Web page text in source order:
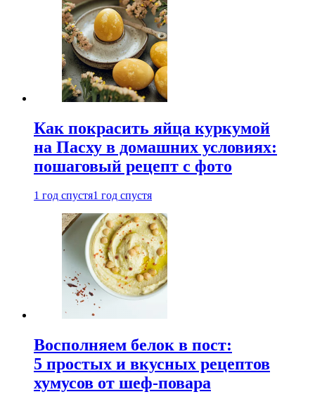
Как покрасить яйца куркумой
на Пасху в домашних условиях:
пошаговый рецепт с фото
1 год спустя1 год спустя
Восполняем белок в пост:
5 простых и вкусных рецептов
хумусов от шеф-повара